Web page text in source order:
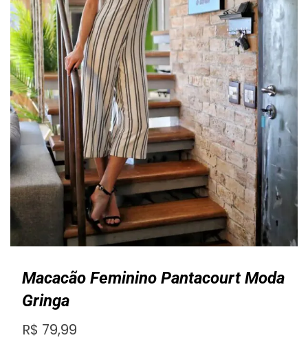
Macacão Feminino Pantacourt Moda
Gringa
R$ 79,99